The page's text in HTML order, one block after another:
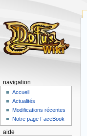
navigation
Accueil
Actualités
Modifications récentes
Notre page FaceBook
aide